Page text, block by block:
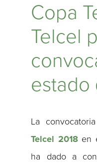
Copa
Telcel
estado
La
Telcel 2018en
ha dado a